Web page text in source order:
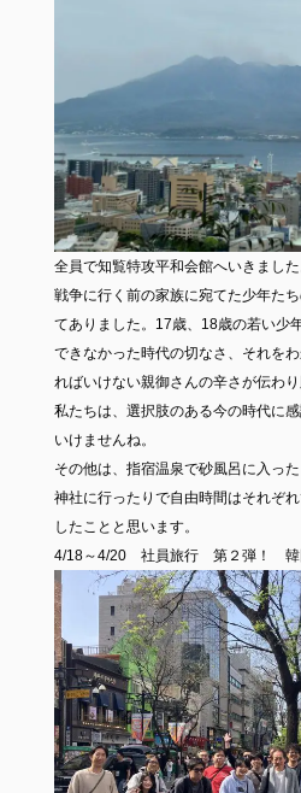
全員で知覧特攻平和会館へいきました
戦争に行く前の家族に宛てた少年た
てありました。17歳、18歳の若い少
できなかった時代の切なさ、それを
ればいけない親御さんの辛さが伝わ
私たちは、選択肢のある今の時代に
いけませんね。
その他は、指宿温泉で砂風呂に入っ
神社に行ったりで自由時間はそれぞ
したことと思います。
4/18～4/20 社員旅行 第２弾！ 韓